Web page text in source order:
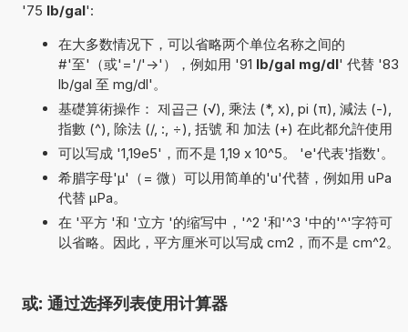
'75 lb/gal':
在大多数情况下，可以省略两个单位名称之间的
#'至'（或'='/'->'），例如用 '91 lb/gal mg/dl' 代替 '83
lb/gal 至 mg/dl'。
基礎算術操作： 제곱근 (√), 乘法 (*, x), pi (π), 減法 (-),
指數 (^), 除法 (/, :, ÷), 括號 和 加法 (+) 在此都允許使用
可以写成 '1,19e5'，而不是 1,19 x 10^5。 'e'代表'指数'。
希腊字母'µ'（= 微）可以用简单的'u'代替，例如用 uPa
代替 µPa。
在 '平方 '和 '立方 '的缩写中，'^2 '和'^3 '中的'^'字符可
以省略。因此，平方厘米可以写成 cm2，而不是 cm^2。
或: 通过选择列表使用计算器